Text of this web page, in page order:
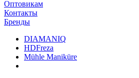
Оптовикам
Контакты
Бренды
DIAMANIQ
HDFreza
Mühle Maniküre